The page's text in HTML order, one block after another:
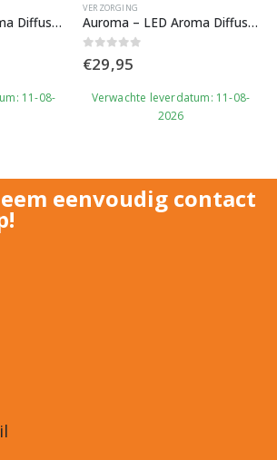
Auroma – Led Aroma Diffuser 120 ml
11-08-
VERZORGING
Auroma – LED Aroma Diffuser 500 ML
0out of 5
€29,95
Verwachte leverdatum: 11-08-
2026
eenvoudig contact